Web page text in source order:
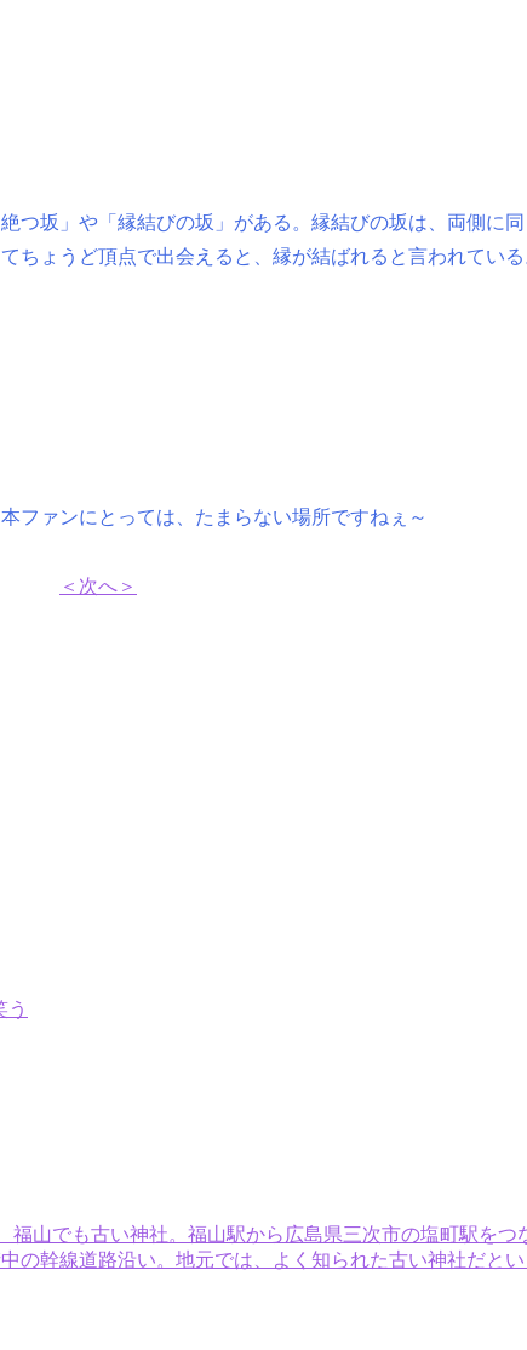
つ坂」や「縁結びの坂」がある。縁結びの坂は、両側に
ちょうど頂点で出会えると、縁が結ばれると言われている
ファンにとっては、たまらない場所ですねぇ～
＜次へ＞
う
福山でも古い神社。福山駅から広島県三次市の塩町駅をつ
の幹線道路沿い。地元では、よく知られた古い神社だとい